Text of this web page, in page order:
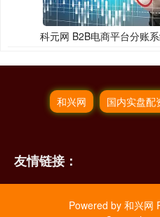
科元网 B2B电商平台分账
和兴网 国内实盘配
友情链接：
Powered by 和兴网